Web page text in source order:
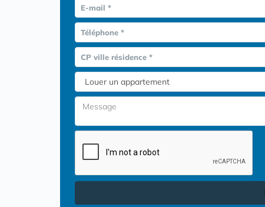
E-mail *
Téléphone *
CP ville résidence *